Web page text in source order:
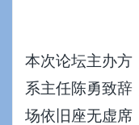
本次论坛主办方
系主任陈勇致辞
场依旧座无虚席